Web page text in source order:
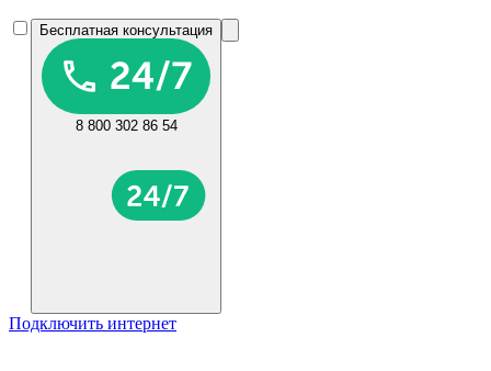
Бесплатная консультация
8 800 302 86 54
Подключить интернет